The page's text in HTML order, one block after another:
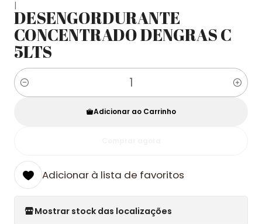
|
DESENGORDURANTE
CONCENTRADO DENGRAS C
5LTS
Quantidade
Adicionar ao Carrinho
Adicionar à lista de favoritos
Mostrar stock das localizações